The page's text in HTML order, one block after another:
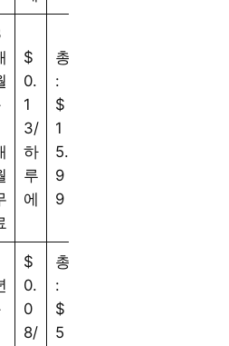
$
0.
1
3/
하
루
에
총
:
$
1
5.
9
9
$
0.
0
8/
총
:
$
5